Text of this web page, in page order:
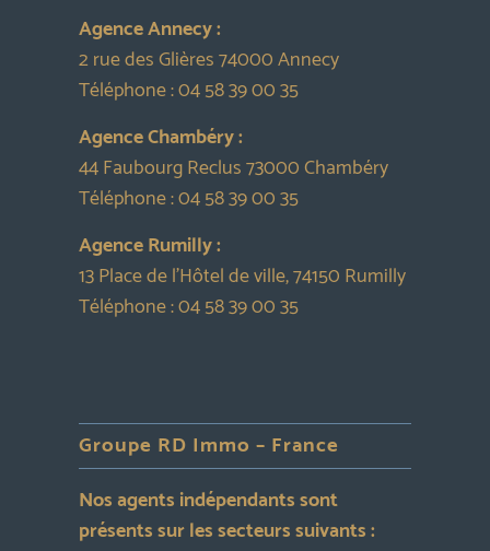
Agence Annecy :
2 rue des Glières 74000 Annecy
Téléphone :04 58 39 00 35
Agence Chambéry :
44 Faubourg Reclus 73000 Chambéry
Téléphone :04 58 39 00 35
Agence Rumilly :
13 Place de l’Hôtel de ville, 74150 Rumilly
Téléphone :04 58 39 00 35
Groupe RD Immo – France
Nos agents indépendants sont
présents sur les secteurs suivants :